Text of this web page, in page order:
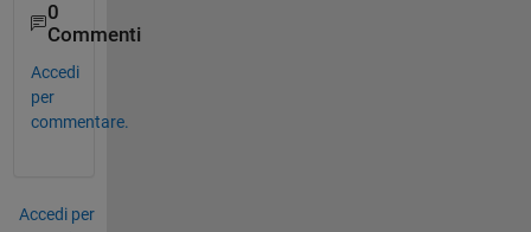
0
Commenti
Accedi
per
commentare.
Accedi per